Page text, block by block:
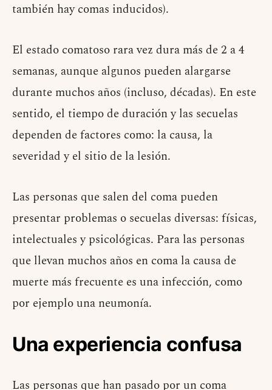
también hay comas inducidos).
El estado comatoso rara vez dura más de 2 a 4
semanas, aunque algunos pueden alargarse
durante muchos años (incluso, décadas). En este
sentido, el tiempo de duración y las secuelas
dependen de factores como: la causa, la
severidad y el sitio de la lesión.
Las personas que salen del coma pueden
presentar problemas o secuelas diversas: físicas,
intelectuales y psicológicas. Para las personas
que llevan muchos años en coma la causa de
muerte más frecuente es una infección, como
por ejemplo una neumonía.
Una experiencia confusa
Las personas que han pasado por un coma